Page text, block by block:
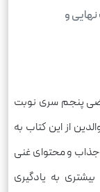
و
پنجم سری نوبت
از این کتاب به
جذاب و محتوای غنی
به یادگیری